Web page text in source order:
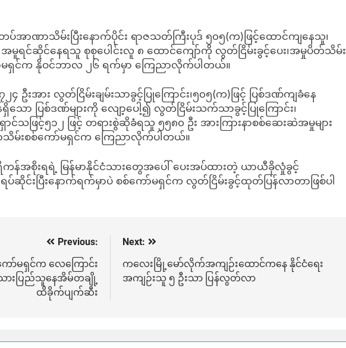
တပ်အာဏာသိမ်းပြီးနောက်ပိုင်း ရာဇသတ်ကြီးပုဒ် ၅၀၅(က)ဖြင့်ထောင်ကျနေသူ၊
မူရင်ဆိုင်နေရသူ စုစုပေါင်းလူ ၈ ထောင်ကျော်ကို လွတ်ငြိမ်းခွင့်ပေး၊အမှုပိတ်သိမ်း
မရှင်က နိုဝင်ဘာလ ၂၆ ရက်မှာ ကြေညာလိုက်ပါတယ်။
၄ ဦးအား လွတ်ငြိမ်းချမ်းသာခွင့်ပြုကြောင်း၊၅၀၅(က)ဖြင့် ပြစ်ဒဏ်ကျခံနေ
သော ပြစ်ဒဏ်များကို လျော့ပေါ့၍ လွတ်ငြိမ်းသက်သာခွင့်ပြုကြောင်း၊
င်သဖြင့်၅၁၂ ဖြင့် တရားစွဲဆိုခံရသူ ၅၅၈၀ ဦး အားကြားနာစစ်ဆေးဆဲအမှုများ
မ်းစစ်ကော်မရှင်က ကြေညာလိုက်ပါတယ်။
န်အစိုးရရဲ့ မြန်မာနိုင်ငံသားတွေအပေါ် ပေးအပ်ထားတဲ့ ယာယီခိုလှုံခွင့်
င်းပြီးနောက်ရက်မှာပဲ စစ်ကော်မရှင်က လွတ်ငြိမ်းခွင့်ထုတ်ပြန်လာတာဖြစ်ပါ
Previous:
ာ်မရှင်က လေကြောင်း
ပြည်သူနေအိမ်တချို့
ထိခိုက်ပျက်ဆီး
Next:
ကလေးမြို့မော်လိုက်အကျဉ်းထောင်ကနေ နိုင်ငံရေး
အကျဉ်းသူ ၅ ဦးသာ ပြန်လွတ်လာ